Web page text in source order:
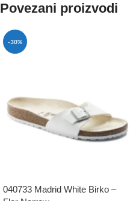
Povezani proizvodi
-30%
040733 Madrid White Birko –